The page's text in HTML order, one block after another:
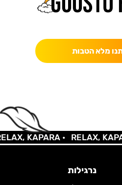
מלא הטבות
KAPARA • RELAX,
נרגילות